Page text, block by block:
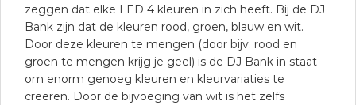
zeggen dat elke LED 4 kleuren in zich heeft. Bij de DJ
Bank zijn dat de kleuren rood, groen, blauw en wit.
Door deze kleuren te mengen (door bijv. rood en
groen te mengen krijg je geel) is de DJ Bank in staat
om enorm genoeg kleuren en kleurvariaties te
creëren. Door de bijvoeging van wit is het zelfs